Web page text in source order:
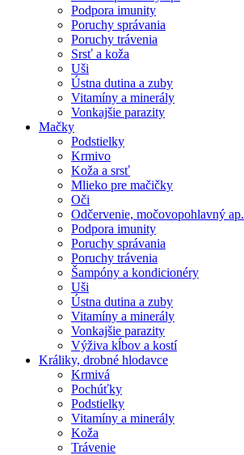
Podpora imunity
Poruchy správania
Poruchy trávenia
Srsť a koža
Uši
Ústna dutina a zuby
Vitamíny a minerály
Vonkajšie parazity
Mačky
Podstielky
Krmivo
Koža a srsť
Mlieko pre mačičky
Oči
Odčervenie, močovopohlavný ap.
Podpora imunity
Poruchy správania
Poruchy trávenia
Šampóny a kondicionéry
Uši
Ústna dutina a zuby
Vitamíny a minerály
Vonkajšie parazity
Výživa kĺbov a kostí
Králiky, drobné hlodavce
Krmivá
Pochúťky
Podstielky
Vitamíny a minerály
Koža
Trávenie